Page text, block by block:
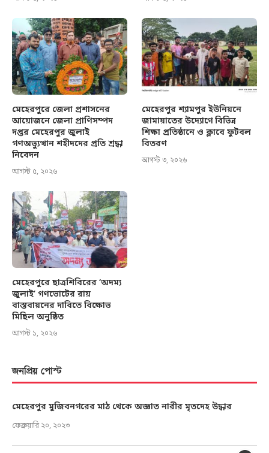
মেহেরপুরে জেলা প্রশাসনের
আয়োজনে জেলা প্রাণিসম্পদ
দপ্তর মেহেরপুর জুলাই
গণঅভ্যুত্থান শহীদদের প্রতি শ্রদ্ধা
নিবেদন
আগস্ট ৫, ২০২৬
মেহেরপুর শ্যামপুর ইউনিয়নে
জামায়াতের উদ্যোগে বিভিন্ন
শিক্ষা প্রতিষ্ঠানে ও ক্লাবে ফুটবল
বিতরণ
আগস্ট ৩, ২০২৬
মেহেরপুরে ছাত্রশিবিরের ‘অদম্য
জুলাই’ গণভোটের রায়
বাস্তবায়নের দাবিতে বিক্ষোভ
মিছিল অনুষ্ঠিত
আগস্ট ১, ২০২৬
জনপ্রিয় পোস্ট
মেহেরপুর মুজিবনগরের মাঠ থেকে অজ্ঞাত নারীর মৃতদেহ উদ্ধার
ফেব্রুয়ারি ২০, ২০২৩